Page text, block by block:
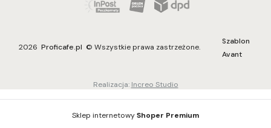
2026 Proficafe.pl © Wszystkie prawa zastrzeżone.
Szablon
Avant
Realizacja: Increo Studio
Sklep internetowyShoper Premium